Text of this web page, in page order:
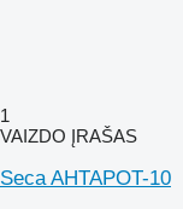
1
VAIZDO ĮRAŠAS
Seca AHTAPOT-10